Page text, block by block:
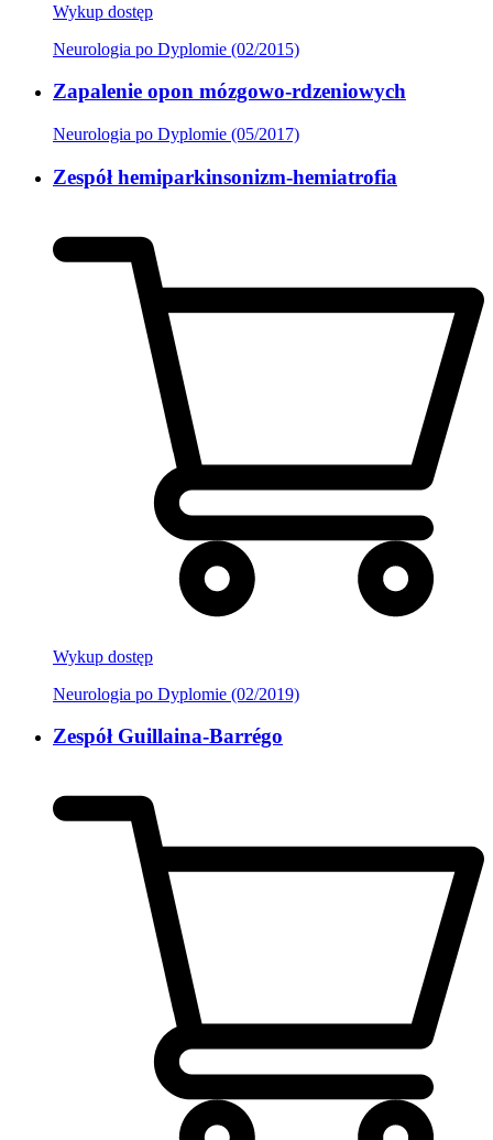
Wykup dostęp
Neurologia po Dyplomie (02/2015)
Zapalenie opon mózgowo-rdzeniowych
Neurologia po Dyplomie (05/2017)
Zespół hemiparkinsonizm-hemiatrofia
Wykup dostęp
Neurologia po Dyplomie (02/2019)
Zespół Guillaina-Barrégo